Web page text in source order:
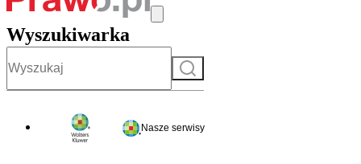
Wyszukiwarka
Szukaj
Nasze serwisy